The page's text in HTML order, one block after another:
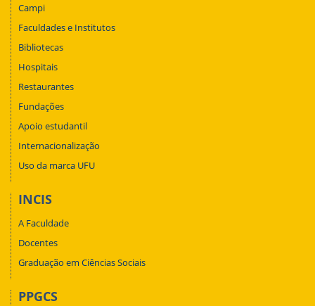
Campi
Faculdades e Institutos
Bibliotecas
Hospitais
Restaurantes
Fundações
Apoio estudantil
Internacionalização
Uso da marca UFU
INCIS
A Faculdade
Docentes
Graduação em Ciências Sociais
PPGCS